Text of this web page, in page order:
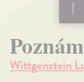
Wittgenstein